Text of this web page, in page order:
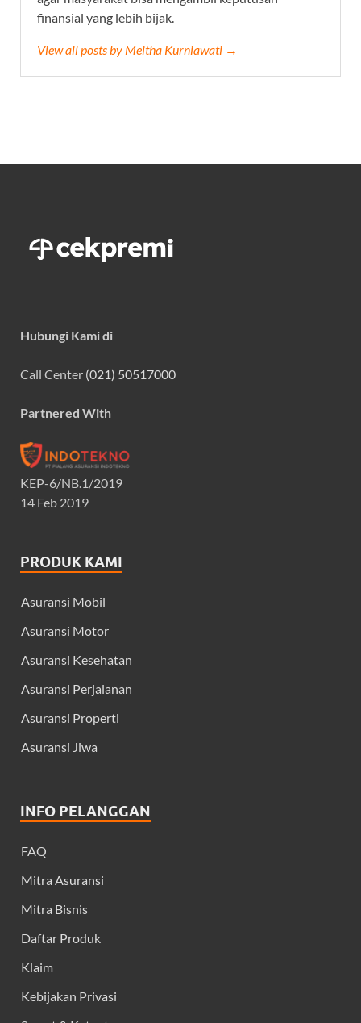
finansial yang lebih bijak.
View all posts by Meitha Kurniawati →
Hubungi Kami di
Call Center (021) 50517000
Partnered With
KEP-6/NB.1/2019
14 Feb 2019
PRODUK KAMI
Asuransi Mobil
Asuransi Motor
Asuransi Kesehatan
Asuransi Perjalanan
Asuransi Properti
Asuransi Jiwa
INFO PELANGGAN
FAQ
Mitra Asuransi
Mitra Bisnis
Daftar Produk
Klaim
Kebijakan Privasi